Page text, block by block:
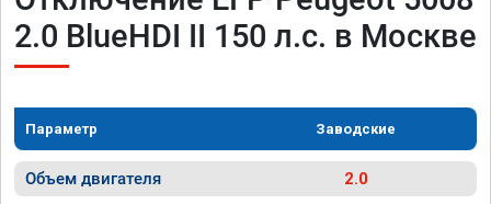
2.0 BlueHDI II 150 л.с. в Москве
Параметр Заводские
Объем двигателя 2.0